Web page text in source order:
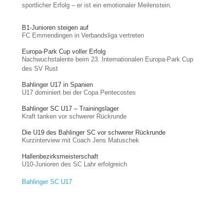
sportlicher Erfolg – er ist ein emotionaler Meilenstein.
B1-Junioren steigen auf
FC Emmendingen in Verbandsliga vertreten
Europa-Park Cup voller Erfolg
Nachwuchstalente beim 23. Internationalen Europa-Park Cup
des SV Rust
Bahlinger U17 in Spanien
U17 dominiert bei der Copa Pentecostes
Bahlinger SC U17 – Trainingslager
Kraft tanken vor schwerer Rückrunde
Die U19 des Bahlinger SC vor schwerer Rückrunde
Kurzinterview mit Coach Jens Matuschek
Hallenbezirksmeisterschaft
U10-Junioren des SC Lahr erfolgreich
Bahlinger SC U17